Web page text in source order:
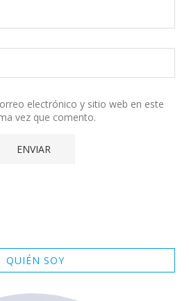
electrónico y sitio web en este
vez que comento.
QUIÉN SOY